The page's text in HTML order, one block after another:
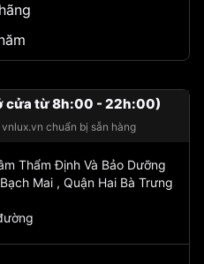
cửa từ 8h:00 - 22h:00)
chuẩn bị sẵn hàng
Thẩm Định Và Bảo Dưỡng
Mai , Quận Hai Bà Trưng